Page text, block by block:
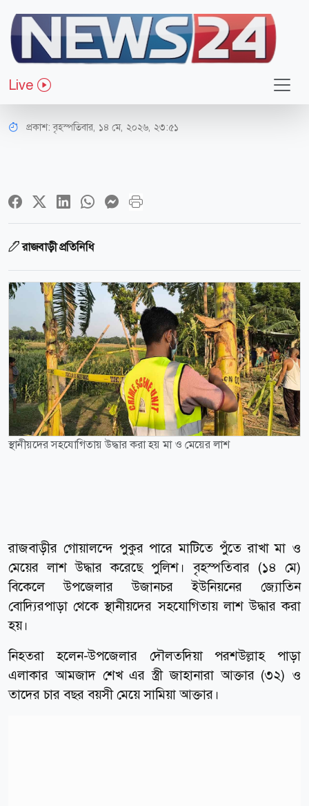
Live
সারাদেশ
দুর্গন্ধের উৎস খুঁজতে গিয়ে মিললো মা-
মেয়ের লাশ!
প্রকাশ:বৃহস্পতিবার, ১৪ মে, ২০২৬, ২৩:৫১
রাজবাড়ী প্রতিনিধি
স্থানীয়দের সহযোগিতায় উদ্ধার করা হয় মা ও মেয়ের লাশ
রাজবাড়ীর গোয়ালন্দে পুকুর পারে মাটিতে পুঁতে রাখা মা ও
মেয়ের লাশ উদ্ধার করেছে পুলিশ। বৃহস্পতিবার (১৪ মে)
বিকেলে উপজেলার উজানচর ইউনিয়নের জ্যোতিন
বোদ্যিরপাড়া থেকে স্থানীয়দের সহযোগিতায় লাশ উদ্ধার করা
হয়।
নিহতরা হলেন-উপজেলার দৌলতদিয়া পরশউল্লাহ পাড়া
এলাকার আমজাদ শেখ এর স্ত্রী জাহানারা আক্তার (৩২) ও
তাদের চার বছর বয়সী মেয়ে সামিয়া আক্তার।